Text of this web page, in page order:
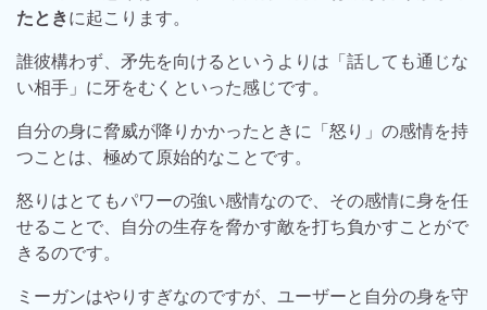
たときに起こります。
誰彼構わず、矛先を向けるというよりは「話しても通じな
い相手」に牙をむくといった感じです。
自分の身に脅威が降りかかったときに「怒り」の感情を持
つことは、極めて原始的なことです。
怒りはとてもパワーの強い感情なので、その感情に身を任
せることで、自分の生存を脅かす敵を打ち負かすことがで
きるのです。
ミーガンはやりすぎなのですが、ユーザーと自分の身を守